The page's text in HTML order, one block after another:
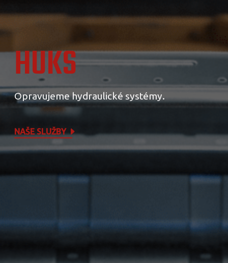
HUKS
Opravujeme hydraulické systémy.
NAŠE SLUŽBY